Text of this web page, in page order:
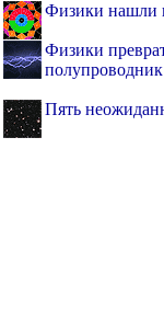
Физики нашли
Физики
полупроводник
Пять